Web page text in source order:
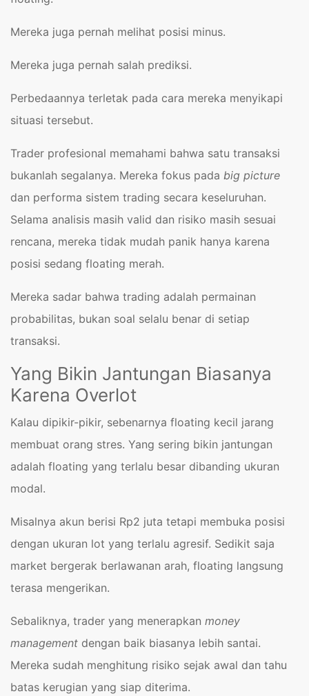
Mereka juga pernah melihat posisi minus.
Mereka juga pernah salah prediksi.
Perbedaannya terletak pada cara mereka menyikapi
situasi tersebut.
Trader profesional memahami bahwa satu transaksi
bukanlah segalanya. Mereka fokus pada big picture
dan performa sistem trading secara keseluruhan.
Selama analisis masih valid dan risiko masih sesuai
rencana, mereka tidak mudah panik hanya karena
posisi sedang floating merah.
Mereka sadar bahwa trading adalah permainan
probabilitas, bukan soal selalu benar di setiap
transaksi.
Yang Bikin Jantungan Biasanya
Karena Overlot
Kalau dipikir-pikir, sebenarnya floating kecil jarang
membuat orang stres. Yang sering bikin jantungan
adalah floating yang terlalu besar dibanding ukuran
modal.
Misalnya akun berisi Rp2 juta tetapi membuka posisi
dengan ukuran lot yang terlalu agresif. Sedikit saja
market bergerak berlawanan arah, floating langsung
terasa mengerikan.
Sebaliknya, trader yang menerapkan money
management dengan baik biasanya lebih santai.
Mereka sudah menghitung risiko sejak awal dan tahu
batas kerugian yang siap diterima.